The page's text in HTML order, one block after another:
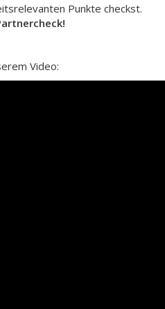
Punkte checkst.
Video: